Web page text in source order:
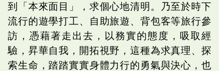
到「本來面目」，求個心地清明。乃至於時下
流行的遊學打工、自助旅遊、背包客等旅行參
訪，憑藉著走出去，以務實的態度，吸取經
驗，昇華自我，開拓視野，這種為求真理、探
索生命，踏踏實實身體力行的勇氣與決心，也